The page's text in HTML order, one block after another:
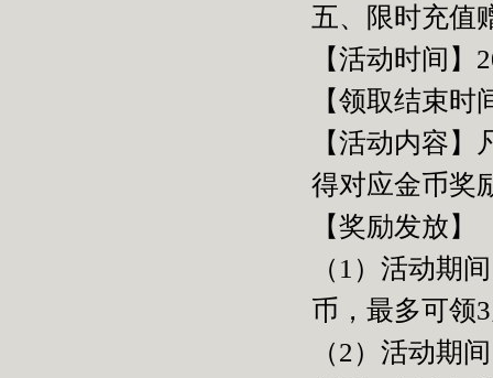
五、限时充值
【活动时间】
【领取结束时
【活动内容
得对应金币奖
【奖励发放】
（1）活动期
币，最多可领
（2）活动期